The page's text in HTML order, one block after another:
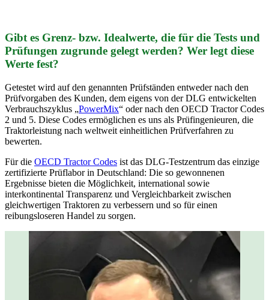
Gibt es Grenz- bzw. Idealwerte, die für die Tests und
Prüfungen zugrunde gelegt werden? Wer legt diese
Werte fest?
Getestet wird auf den genannten Prüfständen entweder nach den
Prüfvorgaben des Kunden, dem eigens von der DLG entwickelten
Verbrauchszyklus „PowerMix“ oder nach den OECD Tractor Codes
2 und 5. Diese Codes ermöglichen es uns als Prüfingenieuren, die
Traktorleistung nach weltweit einheitlichen Prüfverfahren zu
bewerten.
Für die OECD Tractor Codes ist das DLG-Testzentrum das einzige
zertifizierte Prüflabor in Deutschland: Die so gewonnenen
Ergebnisse bieten die Möglichkeit, international sowie
interkontinental Transparenz und Vergleichbarkeit zwischen
gleichwertigen Traktoren zu verbessern und so für einen
reibungsloseren Handel zu sorgen.